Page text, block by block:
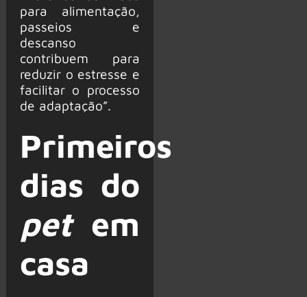
para alimentação,
passeios e
descanso
contribuem para
reduzir o estresse e
facilitar o processo
de adaptação”.
Primeiros
dias do
pet em
casa